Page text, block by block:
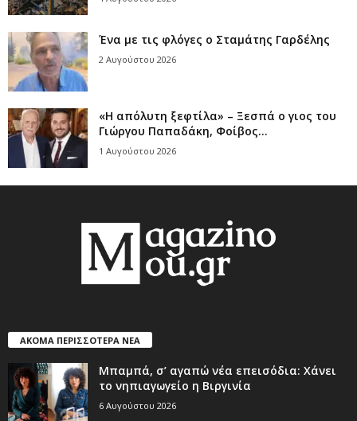
Ένα με τις φλόγες ο Σταμάτης Γαρδέλης
2 Αυγούστου 2026
«Η απόλυτη ξεφτίλα» – Ξεσπά ο γιος του
Γιώργου Παπαδάκη, Φοίβος...
1 Αυγούστου 2026
ΑΚΟΜΑ ΠΕΡΙΣΣΟΤΕΡΑ ΝΕΑ
Μπαμπά, σ’ αγαπώ νέα επεισόδια: Χάνει
το νηπιαγωγείο η Βιργινία
6 Αυγούστου 2026